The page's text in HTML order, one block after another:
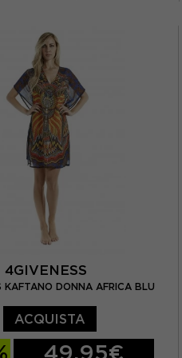
4GIVENESS
KAFTANO DONNA AFRICA BLU
ACQUISTA
49,95€